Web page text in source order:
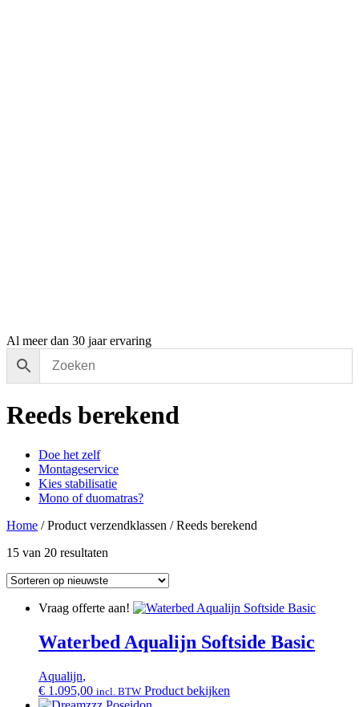
Al meer dan 30 jaar ervaring
Reeds berekend
Doe het zelf
Montageservice
Kies stabilisatie
Mono of duomatras?
Home / Product verzendklassen / Reeds berekend
15 van 20 resultaten
Vraag offerte aan!
Waterbed Aqualijn Softside Basic
Aqualijn,
€ 1.095,00 incl. BTW Product bekijken